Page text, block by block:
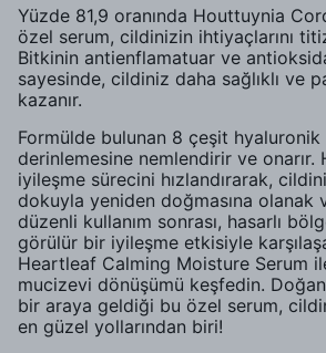
Yüzde 81,9 oranında Houttuynia
özel serum, cildinizin ihtiyaçlarını
Bitkinin antienflamatuar ve
sayesinde, cildiniz daha sağlıklı ve
kazanır.
Formülde bulunan 8 çeşit
derinlemesine nemlendirir ve onarır.
iyileşme sürecini hızlandırarak,
dokuyla yeniden doğmasına olanak
düzenli kullanım sonrası, hasarlı
görülür bir iyileşme etkisiyle
Heartleaf Calming Moisture Serum
mucizevi dönüşümü keşfedin.
bir araya geldiği bu özel serum,
en güzel yollarından biri!